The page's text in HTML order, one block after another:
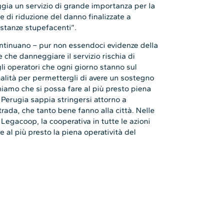
un servizio di grande importanza per la
di riduzione del danno finalizzate a
stupefacenti”.
– pur non essendoci evidenze della
che danneggiare il servizio rischia di
operatori che ogni giorno stanno sul
per permettergli di avere un sostegno
che si possa fare al più presto piena
sappia stringersi attorno a
che tanto bene fanno alla città. Nelle
la cooperativa in tutte le azioni
al più presto la piena operatività del